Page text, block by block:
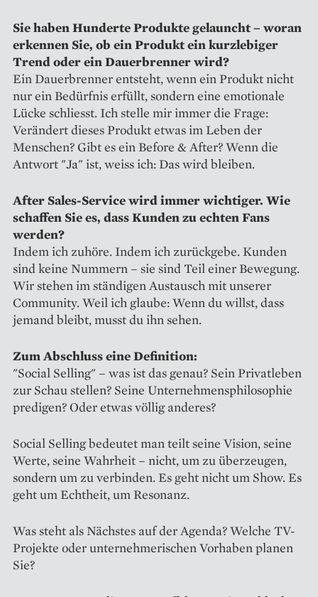
Sie haben Hunderte Produkte gelauncht – woran
erkennen Sie, ob ein Produkt ein kurzlebiger
Trend oder ein Dauerbrenner wird?
Ein Dauerbrenner entsteht, wenn ein Produkt nicht
nur ein Bedürfnis erfüllt, sondern eine emotionale
Lücke schliesst. Ich stelle mir immer die Frage:
Verändert dieses Produkt etwas im Leben der
Menschen? Gibt es ein Before & After? Wenn die
Antwort "Ja" ist, weiss ich: Das wird bleiben.
After Sales-Service wird immer wichtiger. Wie
schaffen Sie es, dass Kunden zu echten Fans
werden?
Indem ich zuhöre. Indem ich zurückgebe. Kunden
sind keine Nummern – sie sind Teil einer Bewegung.
Wir stehen im ständigen Austausch mit unserer
Community. Weil ich glaube: Wenn du willst, dass
jemand bleibt, musst du ihn sehen.
Zum Abschluss eine Definition:
"Social Selling" – was ist das genau? Sein Privatleben
zur Schau stellen? Seine Unternehmensphilosophie
predigen? Oder etwas völlig anderes?
Social Selling bedeutet man teilt seine Vision, seine
Werte, seine Wahrheit – nicht, um zu überzeugen,
sondern um zu verbinden. Es geht nicht um Show. Es
geht um Echtheit, um Resonanz.
Was steht als Nächstes auf der Agenda? Welche TV-
Projekte oder unternehmerischen Vorhaben planen
Sie?